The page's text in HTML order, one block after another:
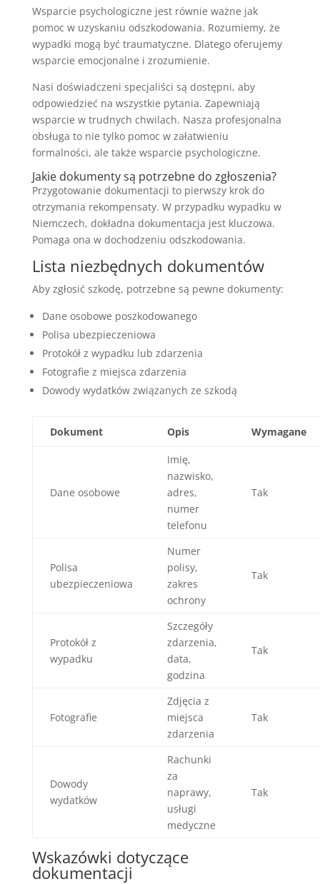
Wsparcie psychologiczne jest równie ważne jak
pomoc w uzyskaniu odszkodowania. Rozumiemy, że
wypadki mogą być traumatyczne. Dlatego oferujemy
wsparcie emocjonalne i zrozumienie.
Nasi doświadczeni specjaliści są dostępni, aby
odpowiedzieć na wszystkie pytania. Zapewniają
wsparcie w trudnych chwilach. Nasza profesjonalna
obsługa to nie tylko pomoc w załatwieniu
formalności, ale także wsparcie psychologiczne.
Jakie dokumenty są potrzebne do zgłoszenia?
Przygotowanie dokumentacji to pierwszy krok do
otrzymania rekompensaty. W przypadku wypadku w
Niemczech, dokładna dokumentacja jest kluczowa.
Pomaga ona w dochodzeniu odszkodowania.
Lista niezbędnych dokumentów
Aby zgłosić szkodę, potrzebne są pewne dokumenty:
Dane osobowe poszkodowanego
Polisa ubezpieczeniowa
Protokół z wypadku lub zdarzenia
Fotografie z miejsca zdarzenia
Dowody wydatków związanych ze szkodą
Dokument Opis Wymagane
Dane osobowe
Imię,
nazwisko,
adres,
numer
telefonu
Tak
Polisa
ubezpieczeniowa
Numer
polisy,
zakres
ochrony
Tak
Protokół z
wypadku
Szczegóły
zdarzenia,
data,
godzina
Tak
Fotografie
Zdjęcia z
miejsca
zdarzenia
Tak
Dowody
wydatków
Rachunki
za
naprawy,
usługi
medyczne
Tak
Wskazówki dotyczące
dokumentacji